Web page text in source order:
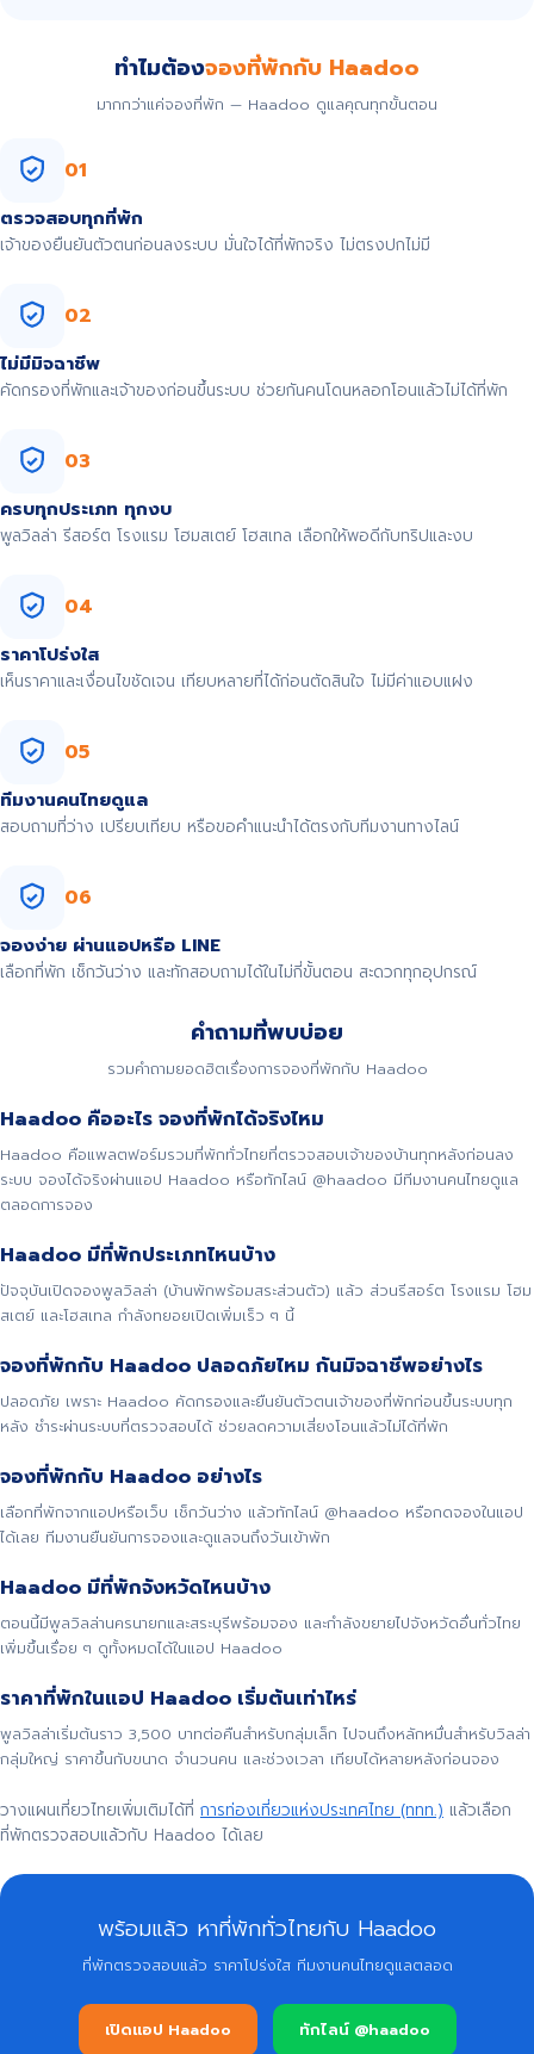
ทำไมต้องจองที่พักกับ Haadoo
มากกว่าแค่จองที่พัก — Haadoo ดูแลคุณทุกขั้นตอน
01
ตรวจสอบทุกที่พัก
เจ้าของยืนยันตัวตนก่อนลงระบบ มั่นใจได้ที่พักจริง ไม่ตรงปกไม่มี
02
ไม่มีมิจฉาชีพ
คัดกรองที่พักและเจ้าของก่อนขึ้นระบบ ช่วยกันคนโดนหลอกโอนแล้วไม่ได้ที่พัก
03
ครบทุกประเภท ทุกงบ
พูลวิลล่า รีสอร์ต โรงแรม โฮมสเตย์ โฮสเทล เลือกให้พอดีกับทริปและงบ
04
ราคาโปร่งใส
เห็นราคาและเงื่อนไขชัดเจน เทียบหลายที่ได้ก่อนตัดสินใจ ไม่มีค่าแอบแฝง
05
ทีมงานคนไทยดูแล
สอบถามที่ว่าง เปรียบเทียบ หรือขอคำแนะนำได้ตรงกับทีมงานทางไลน์
06
จองง่าย ผ่านแอปหรือ LINE
เลือกที่พัก เช็กวันว่าง และทักสอบถามได้ในไม่กี่ขั้นตอน สะดวกทุกอุปกรณ์
คำถามที่พบบ่อย
รวมคำถามยอดฮิตเรื่องการจองที่พักกับ Haadoo
Haadoo คืออะไร จองที่พักได้จริงไหม
Haadoo คือแพลตฟอร์มรวมที่พักทั่วไทยที่ตรวจสอบเจ้าของบ้านทุกหลังก่อนลง
ระบบ จองได้จริงผ่านแอป Haadoo หรือทักไลน์ @haadoo มีทีมงานคนไทยดูแล
ตลอดการจอง
Haadoo มีที่พักประเภทไหนบ้าง
ปัจจุบันเปิดจองพูลวิลล่า (บ้านพักพร้อมสระส่วนตัว) แล้ว ส่วนรีสอร์ต โรงแรม โฮม
สเตย์ และโฮสเทล กำลังทยอยเปิดเพิ่มเร็ว ๆ นี้
จองที่พักกับ Haadoo ปลอดภัยไหม กันมิจฉาชีพอย่างไร
ปลอดภัย เพราะ Haadoo คัดกรองและยืนยันตัวตนเจ้าของที่พักก่อนขึ้นระบบทุก
หลัง ชำระผ่านระบบที่ตรวจสอบได้ ช่วยลดความเสี่ยงโอนแล้วไม่ได้ที่พัก
จองที่พักกับ Haadoo อย่างไร
เลือกที่พักจากแอปหรือเว็บ เช็กวันว่าง แล้วทักไลน์ @haadoo หรือกดจองในแอป
ได้เลย ทีมงานยืนยันการจองและดูแลจนถึงวันเข้าพัก
Haadoo มีที่พักจังหวัดไหนบ้าง
ตอนนี้มีพูลวิลล่านครนายกและสระบุรีพร้อมจอง และกำลังขยายไปจังหวัดอื่นทั่วไทย
เพิ่มขึ้นเรื่อย ๆ ดูทั้งหมดได้ในแอป Haadoo
ราคาที่พักในแอป Haadoo เริ่มต้นเท่าไหร่
พูลวิลล่าเริ่มต้นราว 3,500 บาทต่อคืนสำหรับกลุ่มเล็ก ไปจนถึงหลักหมื่นสำหรับวิลล่า
กลุ่มใหญ่ ราคาขึ้นกับขนาด จำนวนคน และช่วงเวลา เทียบได้หลายหลังก่อนจอง
วางแผนเที่ยวไทยเพิ่มเติมได้ที่ การท่องเที่ยวแห่งประเทศไทย (ททท.) แล้วเลือก
ที่พักตรวจสอบแล้วกับ Haadoo ได้เลย
พร้อมแล้ว หาที่พักทั่วไทยกับ Haadoo
ที่พักตรวจสอบแล้ว ราคาโปร่งใส ทีมงานคนไทยดูแลตลอด
เปิดแอป Haadoo ทักไลน์ @haadoo